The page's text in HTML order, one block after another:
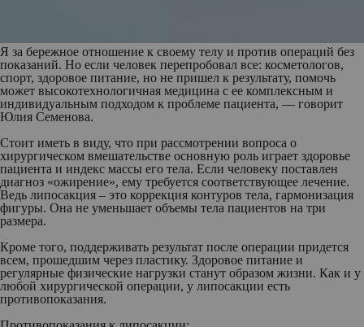
Я за бережное отношение к своему телу и против операций без
показаний. Но если человек перепробовал все: косметологов,
спорт, здоровое питание, но не пришел к результату, помочь
может высокотехнологичная медицина с ее комплексным и
индивидуальным подходом к проблеме пациента, — говорит
Юлия Семенова.
Стоит иметь в виду, что при рассмотрении вопроса о
хирургическом вмешательстве основную роль играет здоровье
пациента и индекс массы его тела. Если человеку поставлен
диагноз «ожирение», ему требуется соответствующее лечение.
Ведь липосакция – это коррекция контуров тела, гармонизация
фигуры. Она не уменьшает объемы тела пациентов на три
размера.
Кроме того, поддерживать результат после операции придется
всем, прошедшим через пластику. Здоровое питание и
регулярные физические нагрузки станут образом жизни. Как и у
любой хирургической операции, у липосакции есть
противопоказания.